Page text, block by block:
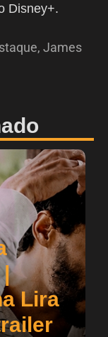
Disney+.
, James
Lira